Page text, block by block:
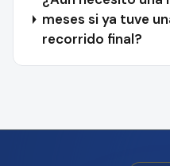
meses si ya tuve
recorrido final?